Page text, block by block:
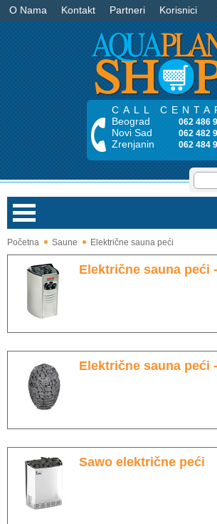
O Nama Kontakt Partneri Korisnici
CALL
Beograd
062 486
Novi Sad 062 482
Zrenjanin 062 484
Bazeni
Saune
Stakleni mozaik
Dekorativni i građevinski materijali
Početna Saune Električne sauna peći
Električne sauna peći
Električne sauna peći
Sawo električne peći